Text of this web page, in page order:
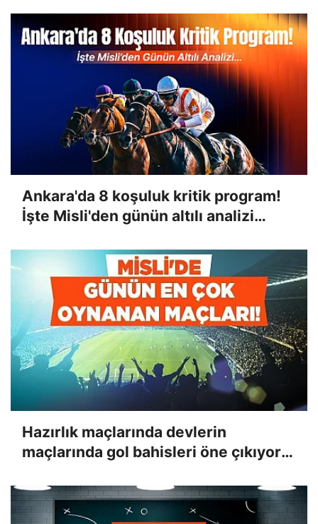
Ankara'da 8 koşuluk kritik program!
İşte Misli'den günün altılı analizi…
Hazırlık maçlarında devlerin
maçlarında gol bahisleri öne çıkıyor!
maçları